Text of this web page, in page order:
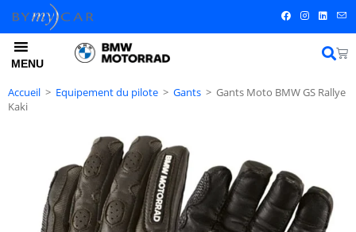
MENU
Accueil > Equipement du pilote > Gants > Gants Moto BMW GS Rallye
Kaki